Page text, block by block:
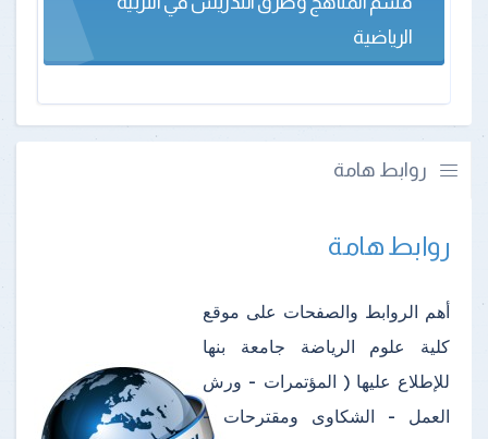
الرياضية
روابط هامة
روابط هامة
أهم الروابط والصفحات على موقع
كلية علوم الرياضة جامعة بنها
للإطلاع عليها ( المؤتمرات - ورش
العمل - الشكاوى ومقترحات -